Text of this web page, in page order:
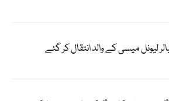
لیونل میسی کے والد انتقال کر گئے